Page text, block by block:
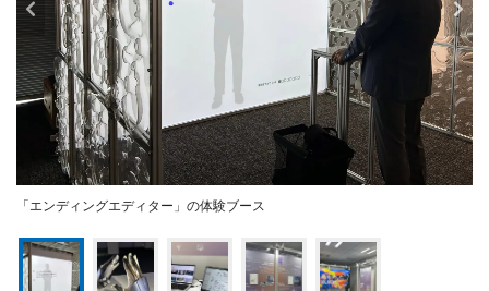
「エンディングエディター」の体験ブース